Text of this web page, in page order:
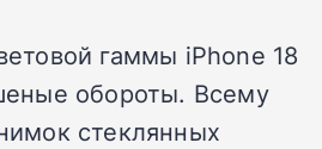
гаммы iPhone 18
обороты. Всему
стеклянных